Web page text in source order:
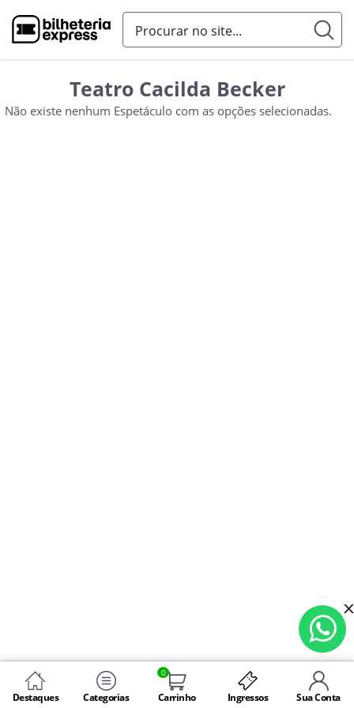
Destaques Categorias
0
Carrinho Ingressos Sua Conta
Teatro Cacilda Becker
Não existe nenhum Espetáculo com as opções selecionadas.